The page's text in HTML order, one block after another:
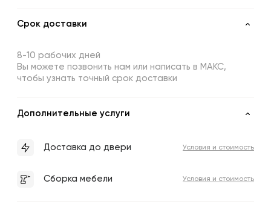
Срок доставки
8-10 рабочих дней
Вы можете позвонить нам или написать в МАКС,
чтобы узнать точный срок доставки
Дополнительные услуги
Доставка до двери Условия и стоимость
Сборка мебели Условия и стоимость